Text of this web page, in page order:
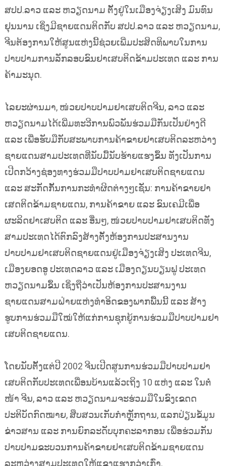
ສປປ.ລາວ ແລະ ຫວຽດນາມ ຕັ້ງຢູ່ໃນເມືອງຈ່ຽງເສິງ ມົນທົນ
ຢຸນນານ ເຊິ່ງມີຊາຍແດນຕິດກັບ ສປປ.ລາວ ແລະ ຫວຽດນາມ,
ຈີນຕ້ອງການໃຫ້ສູນແຫ່ງນີ້ຊ່ວຍເພີ່ມປະສິດທິພາບໃນການ
ປາບປາມການລັກລອບຂົນຢາເສບຕິດຂ້າມປະເທດ ແລະ ການ
ຄ້າມະນຸດ.
ໄລຍະຜ່ານມາ, ໜ່ວຍປາບປາມຢາເສບຕິດຈີນ, ລາວ ແລະ
ຫວຽດນາມໄດ້ເພີ່ມທະວີການພົວພັນຮ່ວມມືກັນເປັນຢ່າງດີ
ແລະ ເພື່ອຮັບມືກັບສະພາບການຄ້າຂາຍຢາເສບຕິດລະຫວ່າງ
ຊາຍແດນສາມປະເທດທີ່ນັບມື້ນັບຮ້າຍແຮງຂຶ້ນ ທັງເປັນການ
ເປີດກວ້າງຊ່ອງທາງຮ່ວມມືປາບປາມຢາເສບຕິດຊາຍແດນ
ແລະ ສະກັດກັ້ນການກະທຳຜິດຕ່າງໆເຊັ່ນ: ການຄ້າຂາຍຢາ
ເສດຕິດຂ້າມຊາຍແດນ, ການຄ້າຂາຍ ແລະ ຂົນເຄມີເພື່ອ
ຜະລິດຢາເສບຕິດ ແລະ ອື່ນໆ, ໜ່ວຍປາບປາມຢາເສບຕິດທັງ
ສາມປະເທດໄດ້ຕົກລົງສ້າງຕັ້ງຫ້ອງການປະສານງານ
ປາບປາມຢາເສບຕິດຊາຍແດນຢູ່ເມືອງຈ່ຽງເສິງ ປະເທດຈີນ,
ເມືອງຍອດອູ ປະເທດລາວ ແລະ ເມືອງດຽນບຽນຟູ ປະເທດ
ຫວຽດນາມຂຶ້ນ ເຊິ່ງຖືວ່າເປັນຫ້ອງການປະສານງານ
ຊາຍແດນສາມຝ່າຍແຫ່ງທຳອິດຂອງພາກພື້ນນີ້ ແລະ ສ້າງ
ຮູບການຮ່ວມມືໃໝ່ໃຫ້ແກ່ການຊຸກຍູ້ການຮ່ວມມືປາບປາມຢາ
ເສບຕິດຊາຍແດນ.
ໂດຍນັບຕັ້ງແຕ່ປີ 2002 ຈີນເປີດສູນການຮ່ວມມືປາບປາມຢາ
ເສບຕິດກັບປະເທດເພື່ອນບ້ານແລ້ວເຖິງ 10 ແຫ່ງ ແລະ ໃນຕໍ່
ໜ້າ ຈີນ, ລາວ ແລະ ຫວຽດນາມຈະຮ່ວມມືໃນຂົງເຂດດ
ປະຕິບັດກົດໝາຍ, ສືບສວນເກັບກຳຫຼັກຖານ, ແລກປ່ຽນຂໍ້ມູນ
ຂ່າວສານ ແລະ ການຍົກລະດັບບຸກຄະລາກອນ ເພື່ອຮ່ວມກັນ
ປາບປາມຂະບວນການຄ້າຂາຍຢາເສບຕິດຂ້າມຊາຍແດນ
ລະຫວ່າງສາມປະເທດໃຫ້ແຂງແຮງກວ່າເກົ່າ.